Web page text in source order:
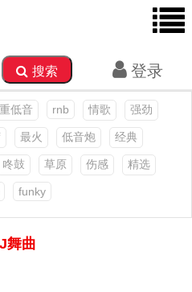
搜索 登录
重低音 rnb 情歌 强劲
最火 低音炮 经典
咚鼓 草原 伤感 精选
funky
舞曲